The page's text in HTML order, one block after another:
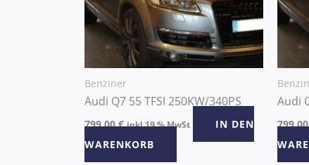
Benziner
Audi Q7 55 TFSI 250KW/340PS
799,00€ inkl 19 % MwSt
IN DEN
WARENKORB
Audi